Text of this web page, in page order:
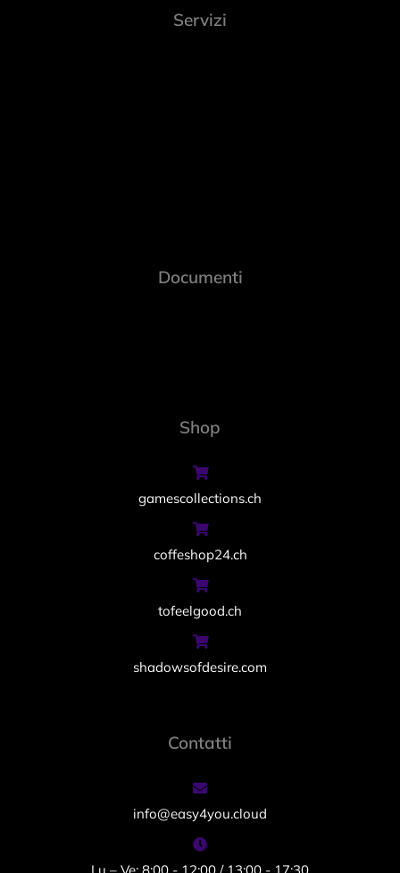
Servizi
Documenti
Shop
gamescollections.ch
coffeshop24.ch
tofeelgood.ch
shadowsofdesire.com
Contatti
info@easy4you.cloud